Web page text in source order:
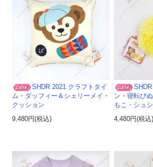
SHDR 2021 クラフトタイ
ム・ダッフィー＆シェリーメイ・
クッション
9,480円(税込)
ン・寝転び
もこ・シュ
4,480円(税込)